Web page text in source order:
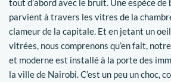
parvient à travers les vitres de la
clameur de la capitale. Et en jetant un
vitrées, nous comprenons qu’en fait,
et moderne est installé à la porte des
la ville de Nairobi. C’est un peu un choc,